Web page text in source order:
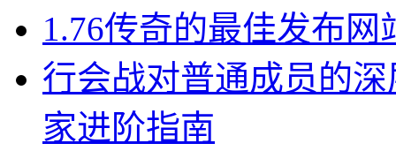
1.76传奇的最佳发布
行会战对普通成员的
家进阶指南